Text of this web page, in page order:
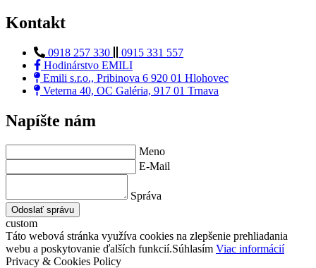
Kontakt
0918 257 330
0915 331 557
Hodinárstvo EMILI
Emili s.r.o., Pribinova 6 920 01 Hlohovec
Veterna 40, OC Galéria, 917 01 Trnava
Napíšte nám
Meno
E-Mail
Správa
Odoslať správu
custom
Táto webová stránka využíva cookies na zlepšenie prehliadania
webu a poskytovanie ďalších funkcií.Súhlasím Viac informácií
Privacy & Cookies Policy